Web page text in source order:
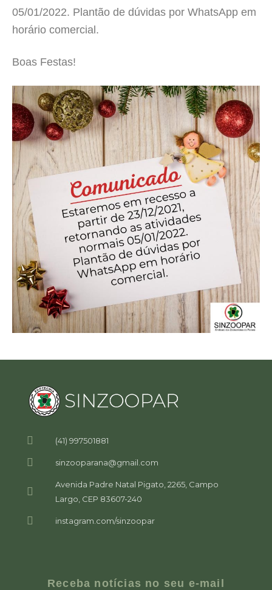
05/01/2022. Plantão de dúvidas por WhatsApp em
horário comercial.
Boas Festas!
(41) 997501881
sinzooparana@gmail.com
Avenida Padre Natal Pigato, 2265, Campo
Largo, CEP 83607-240
instagram.com/sinzoopar
Receba notícias no seu e-mail